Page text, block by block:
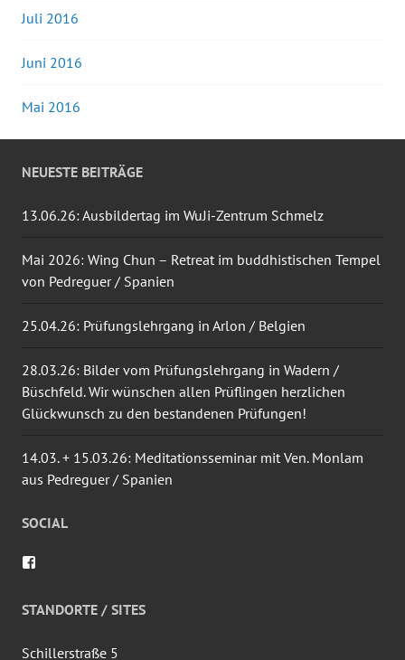
Juli 2016
Juni 2016
Mai 2016
NEUESTE BEITRÄGE
13.06.26: Ausbildertag im WuJi-Zentrum Schmelz
Mai 2026: Wing Chun – Retreat im buddhistischen Tempel
von Pedreguer / Spanien
25.04.26: Prüfungslehrgang in Arlon / Belgien
28.03.26: Bilder vom Prüfungslehrgang in Wadern /
Büschfeld. Wir wünschen allen Prüflingen herzlichen
Glückwunsch zu den bestandenen Prüfungen!
14.03. + 15.03.26: Meditationsseminar mit Ven. Monlam
aus Pedreguer / Spanien
SOCIAL
auf
Facebook
STANDORTE / SITES
Schillerstraße 5